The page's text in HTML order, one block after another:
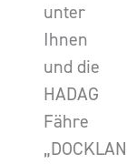
unter
Ihnen
und die
HADAG
Fähre